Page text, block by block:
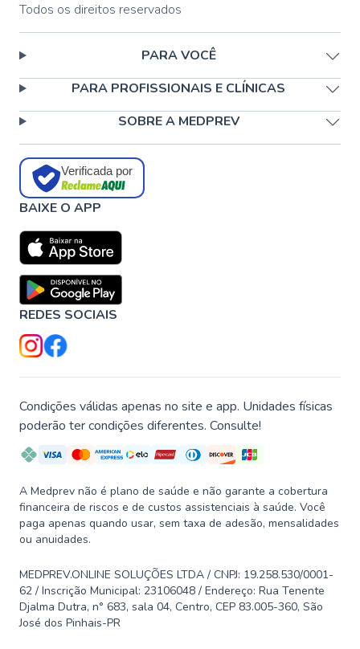
Todos os direitos reservados
PARA VOCÊ
PARA PROFISSIONAIS E CLÍNICAS
SOBRE A MEDPREV
Verificada por
BAIXE O APP
REDES SOCIAIS
Condições válidas apenas no site e app. Unidades físicas
poderão ter condições diferentes. Consulte!
A Medprev não é plano de saúde e não garante a cobertura
financeira de riscos e de custos assistenciais à saúde. Você
paga apenas quando usar, sem taxa de adesão, mensalidades
ou anuidades.
MEDPREV.ONLINE SOLUÇÕES LTDA / CNPJ: 19.258.530/0001-
62 / Inscrição Municipal: 23106048 / Endereço: Rua Tenente
Djalma Dutra, n° 683, sala 04, Centro, CEP 83.005-360, São
José dos Pinhais-PR